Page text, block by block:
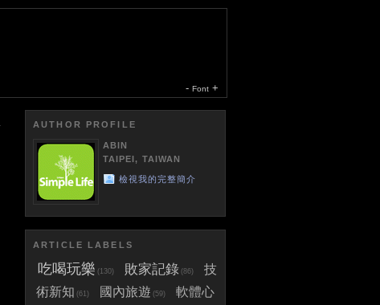
- Font +
AUTHOR PROFILE
ABIN
TAIPEI, TAIWAN
檢視我的完整簡介
ARTICLE LABELS
吃喝玩樂 (130) 敗家記錄 (86)
技
術新知 (61) 國內旅遊 (59)
軟體心